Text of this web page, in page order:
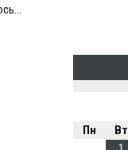
Пн
Вт